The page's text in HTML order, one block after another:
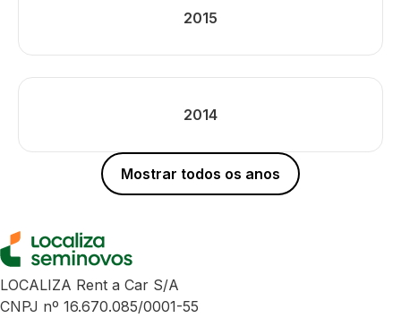
2015
2014
Mostrar todos os anos
LOCALIZA Rent a Car S/A
CNPJ nº 16.670.085/0001-55